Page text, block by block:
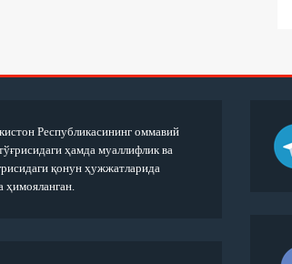
Республикасининг оммавий
ҳамда муаллифлик ва
қонун ҳужжатларида
ҳимояланган.